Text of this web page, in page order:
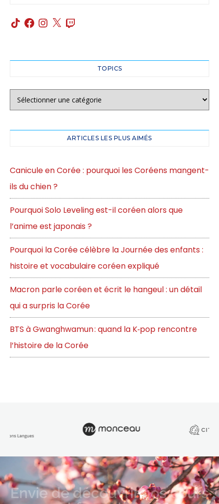
TOPICS
ARTICLES LES PLUS AIMÉS
Canicule en Corée : pourquoi les Coréens mangent-
ils du chien ?
Pourquoi Solo Leveling est-il coréen alors que
l’anime est japonais ?
Pourquoi la Corée célèbre la Journée des enfants :
histoire et vocabulaire coréen expliqué
Macron parle coréen et écrit le hangeul : un détail
qui a surpris la Corée
BTS à Gwanghwamun : quand la K‑pop rencontre
l’histoire de la Corée
Envie de découvrir nos cours